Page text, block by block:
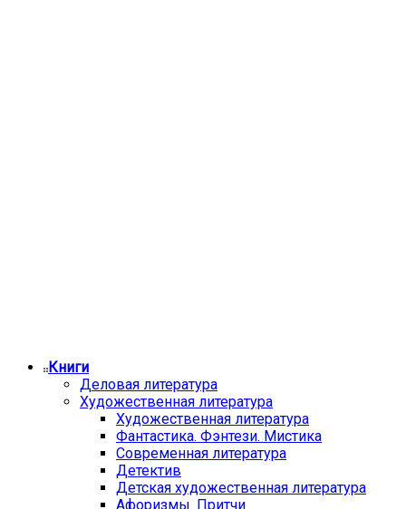
Книги
Деловая литература
Художественная литература
Художественная литература
Фантастика. Фэнтези. Мистика
Современная литература
Детектив
Детская художественная литература
Афоризмы. Притчи